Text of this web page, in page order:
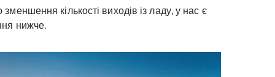
кількості виходів із ладу, у нас є
нижче.